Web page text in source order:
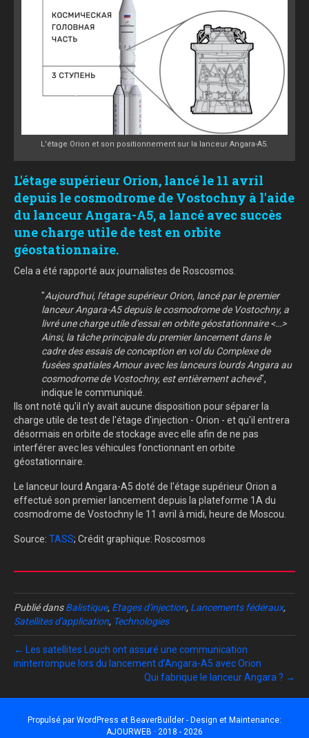
L'étage Orion et son positionnement sur la lanceur Angara-A5.
L'étage supérieur Orion, lancé le 11 avril
depuis le cosmodrome de Vostochny à l'aide
du lanceur Angara-A5, a lancé avec succès
une charge utile de test en orbite
géostationnaire.
Cela a été rapporté aux journalistes de Roscosmos.
"Aujourd'hui, l'étage supérieur Orion, lancé par le premier
lanceur Angara-A5 depuis le cosmodrome de Vostochny, a
livré une charge utile d'essai en orbite géostationnaire <…>
Ainsi, la tâche principale du premier lancement dans le
cadre des essais de conception en vol du Complexe de
fusées spatiales Amour avec les lanceurs lourds Angara au
cosmodrome de Vostochny, est entièrement achevé",
indique le communiqué.
Ils ont noté qu'il n'y avait aucune disposition pour séparer la
charge utile de test de l'étage d'injection - Orion - et qu'il entrera
désormais en orbite de stockage avec elle afin de ne pas
interférer avec les véhicules fonctionnant en orbite
géostationnaire.
Le lanceur lourd Angara-A5 doté de l'étage supérieur Orion a
effectué son premier lancement depuis la plateforme 1A du
cosmodrome de Vostochny le 11 avril à midi, heure de Moscou.
Source: TASS; Crédit graphique: Roscosmos
Publié dansBalistique, Etages d'injection, Lancements fédéraux,
Satellites d'application, Technologies
← Les satellites Louch ont assuré une communication
ininterrompue lors du lancement d’Angara-A5 avec Orion
Qui fabrique le lanceur Angara ? →
Propulsé par WordPress et BeaverBuilder - Design et Maintenance:
AJOURWEB · 2018 - 2026